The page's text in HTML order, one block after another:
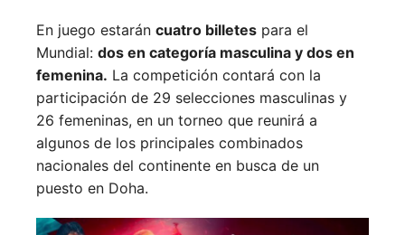
En juego estarán cuatro billetes para el
Mundial: dos en categoría masculina y dos en
femenina. La competición contará con la
participación de 29 selecciones masculinas y
26 femeninas, en un torneo que reunirá a
algunos de los principales combinados
nacionales del continente en busca de un
puesto en Doha.